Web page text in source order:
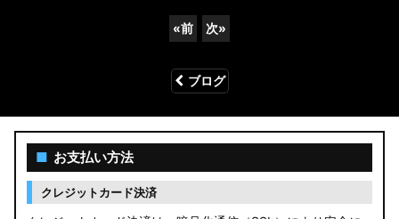
«前 次»
ブログ
■ お支払い方法
クレジットカード決済